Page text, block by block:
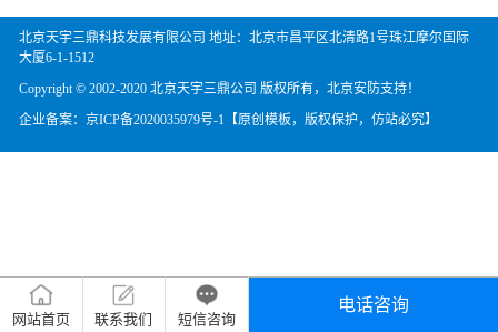
北京天宇三鼎科技发展有限公司 地址：北京市昌平区北清路1号珠江摩尔国际
大厦6-1-1512
Copyright © 2002-2020 北京天宇三鼎公司 版权所有，北京安防支持！
企业备案： 京ICP备2020035979号-1 【原创模板，版权保护，仿站必究】
网站首页 联系我们 短信咨询
电话咨询